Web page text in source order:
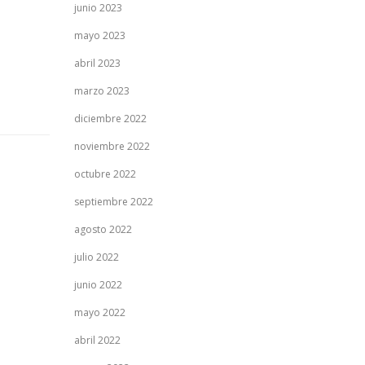
junio 2023
mayo 2023
abril 2023
marzo 2023
diciembre 2022
noviembre 2022
octubre 2022
septiembre 2022
agosto 2022
julio 2022
junio 2022
mayo 2022
abril 2022